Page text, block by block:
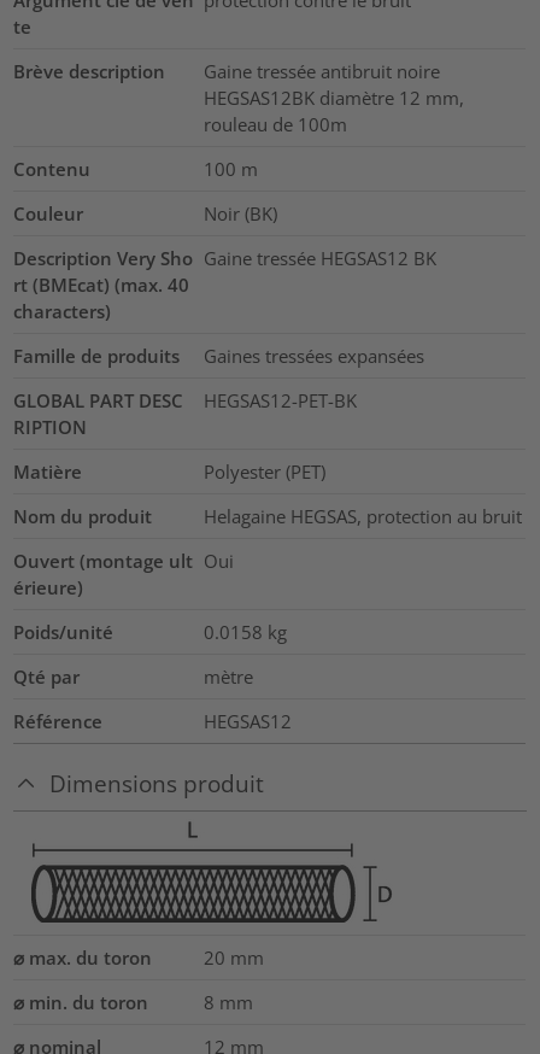
te
Brève description
Gaine tressée antibruit noire
HEGSAS12BK diamètre 12 mm,
rouleau de 100m
Contenu
100 m
Couleur
Noir (BK)
Description Very Sho
rt (BMEcat) (max. 40
characters)
Gaine tressée HEGSAS12 BK
Famille de produits
Gaines tressées expansées
GLOBAL PART DESC
RIPTION
HEGSAS12-PET-BK
Matière
Polyester (PET)
Nom du produit
Helagaine HEGSAS, protection au bruit
Ouvert (montage ult
érieure)
Oui
Poids/unité 0.0158 kg
Qté par
mètre
Référence
HEGSAS12
Dimensions produit
⌀ max. du toron 20 mm
⌀ min. du toron
8 mm
⌀ nominal
12 mm